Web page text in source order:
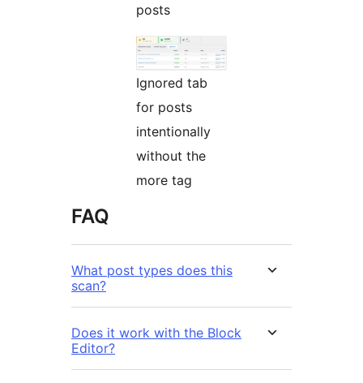
posts
Ignored tab
for posts
intentionally
without the
more tag
FAQ
What post types does this
scan?
Does it work with the Block
Editor?